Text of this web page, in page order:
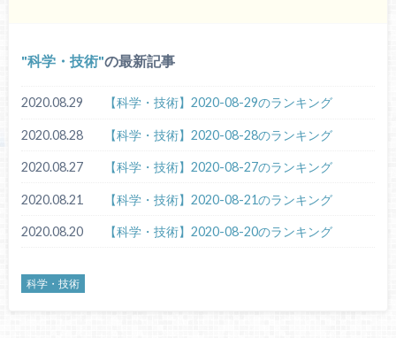
科学・技術 の最新記事
2020.08.29 【科学・技術】2020-08-29のランキング
2020.08.28 【科学・技術】2020-08-28のランキング
2020.08.27 【科学・技術】2020-08-27のランキング
2020.08.21 【科学・技術】2020-08-21のランキング
2020.08.20 【科学・技術】2020-08-20のランキング
科学・技術